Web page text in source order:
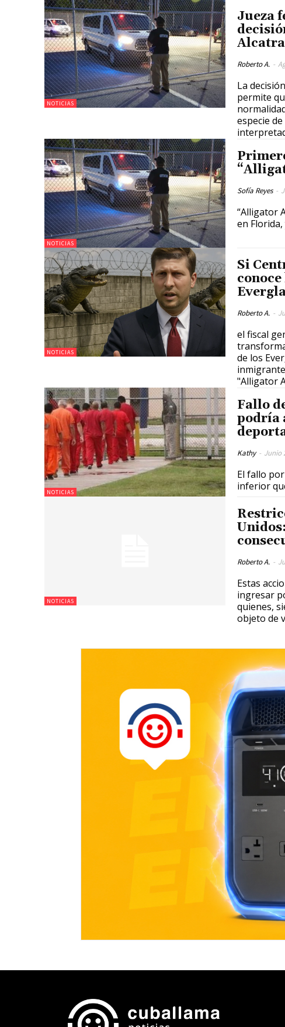
NOTICIAS
Jueza
Roberto A. -
La
permite
especie
NOTICIAS
Sofía Reyes -
“Alligator
en
NOTICIAS
Si
Roberto A. -
el fiscal
de los
"Alligator
NOTICIAS
Fallo
podría
Kathy - Junio
El fallo
inferior
NOTICIAS
Roberto A. -
Estas
ingresar
quienes,
objeto de